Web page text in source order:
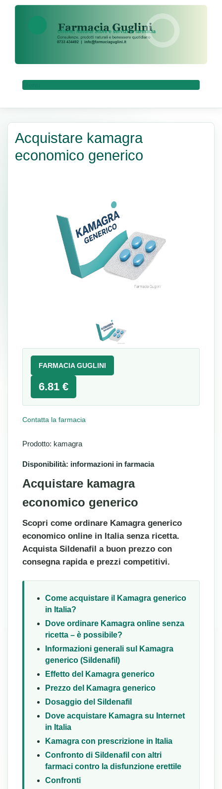
Acquistare kamagra
economico generico
FARMACIA GUGLINI
6.81 €
Contatta la farmacia
Prodotto: kamagra
Disponibilità: informazioni in farmacia
Acquistare kamagra
economico generico
Scopri come ordinare Kamagra generico
economico online in Italia senza ricetta.
Acquista Sildenafil a buon prezzo con
consegna rapida e prezzi competitivi.
Come acquistare il Kamagra generico
in Italia?
Dove ordinare Kamagra online senza
ricetta – è possibile?
Informazioni generali sul Kamagra
generico (Sildenafil)
Effetto del Kamagra generico
Prezzo del Kamagra generico
Dosaggio del Sildenafil
Dove acquistare Kamagra su Internet
in Italia
Kamagra con prescrizione in Italia
Confronto di Sildenafil con altri
farmaci contro la disfunzione erettile
Confronti